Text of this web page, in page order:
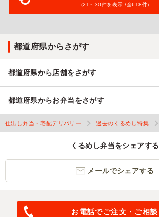
(21～ 30件を表示 /全618件)
都道府県からさがす
都道府県から店舗をさがす
都道府県からお弁当をさがす
仕出し弁当・宅配デリバリー 過去のくるめし特集
くるめし弁当をシェアする
メールでシェアする
お電話でご注文・ご相談